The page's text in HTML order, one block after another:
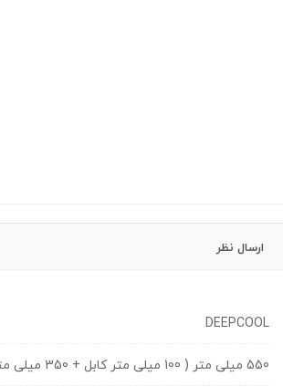
ارسال نظر
DEEPCOOL
550 میلی متر ( 100 میلی متر کابل + 350 میلی متر نوار LED + 100 میلی متر کابل ) × 2 عدد